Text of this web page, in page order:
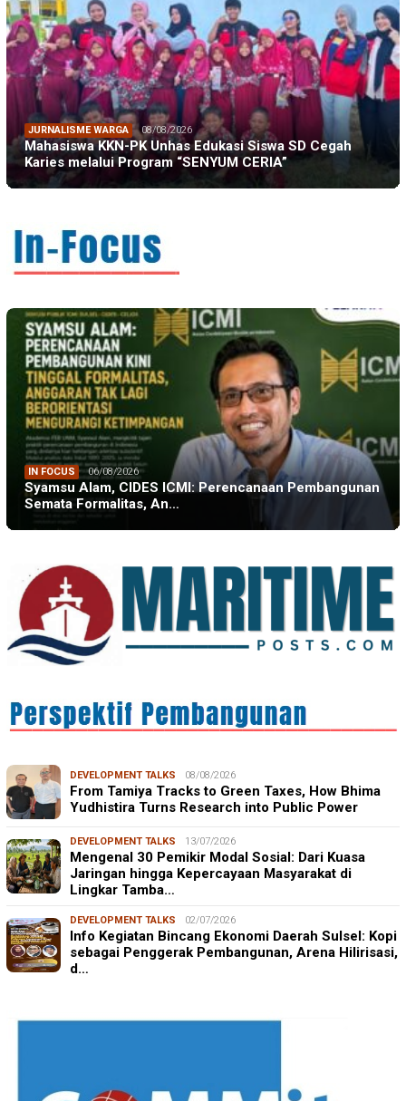
JURNALISME WARGA 08/08/2026
Mahasiswa KKN-PK Unhas Edukasi Siswa SD Cegah
Karies melalui Program “SENYUM CERIA”
IN FOCUS 06/08/2026
Syamsu Alam, CIDES ICMI: Perencanaan Pembangunan
Semata Formalitas, An…
DEVELOPMENT TALKS 08/08/2026
From Tamiya Tracks to Green Taxes, How Bhima
Yudhistira Turns Research into Public Power
DEVELOPMENT TALKS 13/07/2026
Mengenal 30 Pemikir Modal Sosial: Dari Kuasa
Jaringan hingga Kepercayaan Masyarakat di
Lingkar Tamba…
DEVELOPMENT TALKS 02/07/2026
Info Kegiatan Bincang Ekonomi Daerah Sulsel: Kopi
sebagai Penggerak Pembangunan, Arena Hilirisasi,
d…